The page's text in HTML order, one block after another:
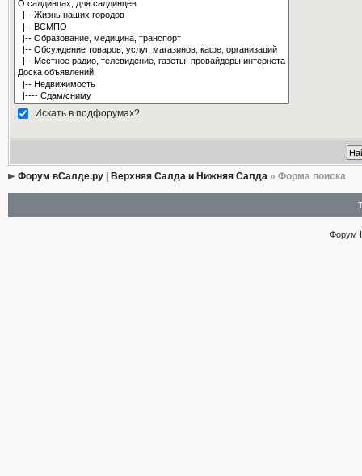
Искать в подфорумах?
Форум вСалде.ру | Верхняя Салда и Нижняя Салда» Форма поиска
Форум